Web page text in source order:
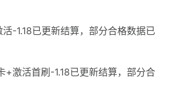
-1.18已更新结算，部分合格数据已
+激活首刷-1.18已更新结算，部分合